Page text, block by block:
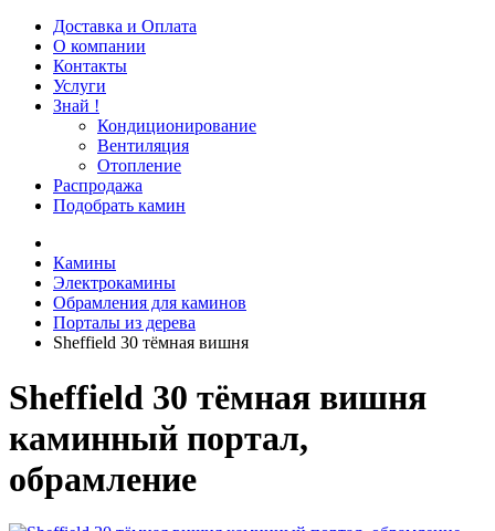
Доставка и Оплата
О компании
Контакты
Услуги
Знай !
Кондиционирование
Вентиляция
Отопление
Распродажа
Подобрать камин
Камины
Электрокамины
Обрамления для каминов
Порталы из дерева
Sheffield 30 тёмная вишня
Sheffield 30 тёмная вишня
каминный портал,
обрамление